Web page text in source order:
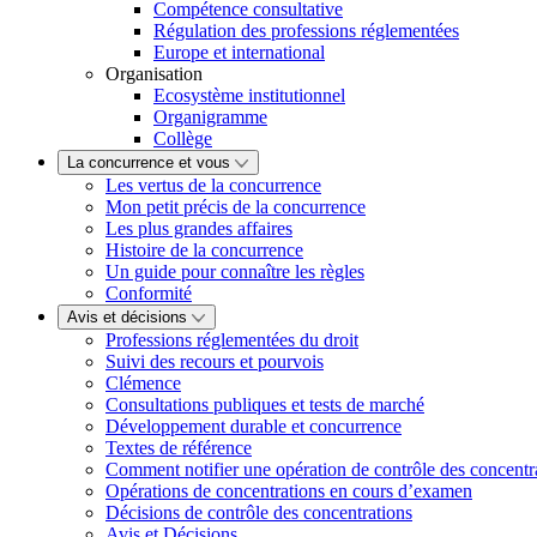
Compétence consultative
Régulation des professions réglementées
Europe et international
Organisation
Ecosystème institutionnel
Organigramme
Collège
La concurrence et vous
Les vertus de la concurrence
Mon petit précis de la concurrence
Les plus grandes affaires
Histoire de la concurrence
Un guide pour connaître les règles
Conformité
Avis et décisions
Professions réglementées du droit
Suivi des recours et pourvois
Clémence
Consultations publiques et tests de marché
Développement durable et concurrence
Textes de référence
Comment notifier une opération de contrôle des
Opérations de concentrations en cours d’examen
Décisions de contrôle des concentrations